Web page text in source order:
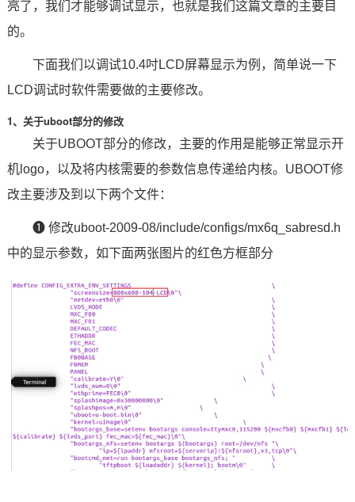
亮了，我们才能够调试显示，也就是我们这篇文章的主要目
的。
下面我们以调试10.4吋LCD屏幕显示为例，简单说一下
LCD调试时软件需要做的主要修改。
1、关于uboot部分的修改
关于UBOOT部分的修改，主要的作用是能够正常显示开
机logo，以及将内核需要的参数信息传递给内核。UBOOT修
改主要涉及到以下两个文件：
❶ 修改uboot-2009-08/include/configs/mx6q_sabresd.h
中的显示参数，如下面两张图片的红色方框部分